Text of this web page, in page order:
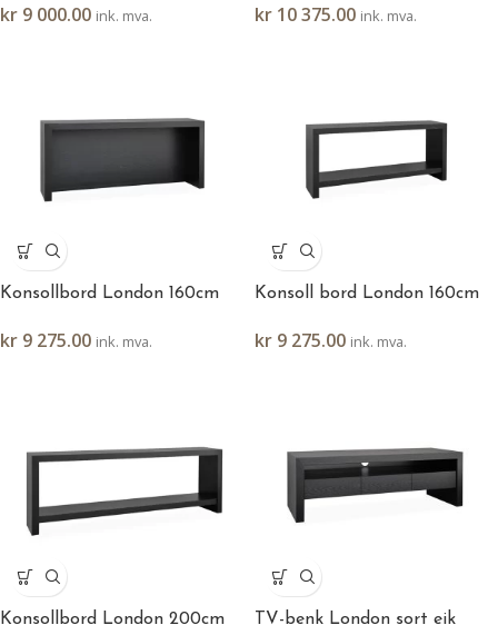
kr 9 000.00 ink. mva. kr 10 375.00 ink. mva.
Konsollbord London 160cm
kr 9 275.00 ink. mva.
Konsoll bord London 160cm
kr 9 275.00 ink. mva.
Konsollbord London 200cm TV-benk London sort eik